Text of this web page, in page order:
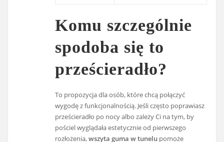
Komu szczególnie
spodoba się to
prześcieradło?
To propozycja dla osób, które chcą połączyć
wygodę z funkcjonalnością. Jeśli często poprawiasz
prześcieradło po nocy albo zależy Ci na tym, by
pościel wyglądała estetycznie od pierwszego
rozłożenia,wszyta guma w tunelu pomoże